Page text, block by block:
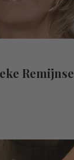
Remijnse